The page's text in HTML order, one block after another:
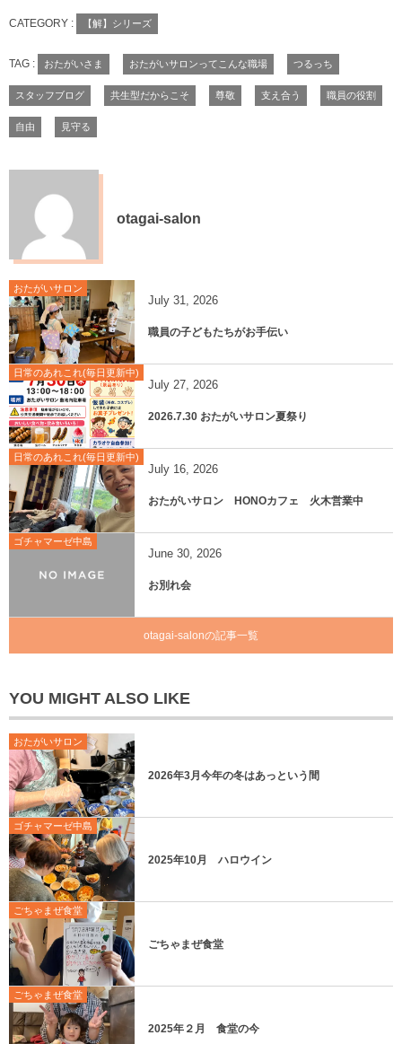
CATEGORY : 【解】シリーズ
TAG : おたがいさま おたがいサロンってこんな職場 つるっち
スタッフブログ 共生型だからこそ 尊敬 支え合う 職員の役割
自由 見守る
otagai-salon
おたがいサロン
July 31, 2026
職員の子どもたちがお手伝い
日常のあれこれ(毎日更新中)
July 27, 2026
2026.7.30 おたがいサロン夏祭り
日常のあれこれ(毎日更新中)
July 16, 2026
おたがいサロン HONOカフェ 火木営業中
ゴチャマーゼ中島
June 30, 2026
お別れ会
otagai-salonの記事一覧
YOU MIGHT ALSO LIKE
おたがいサロン
2026年3月今年の冬はあっという間
ゴチャマーゼ中島
2025年10月 ハロウイン
ごちゃまぜ食堂
ごちゃまぜ食堂
ごちゃまぜ食堂
2025年２月 食堂の今